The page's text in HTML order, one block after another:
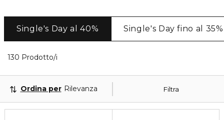
Single's Day al 40% Single's Day fino al 35%
130 Prodotto/i
Filtra
Ordina per Rilevanza